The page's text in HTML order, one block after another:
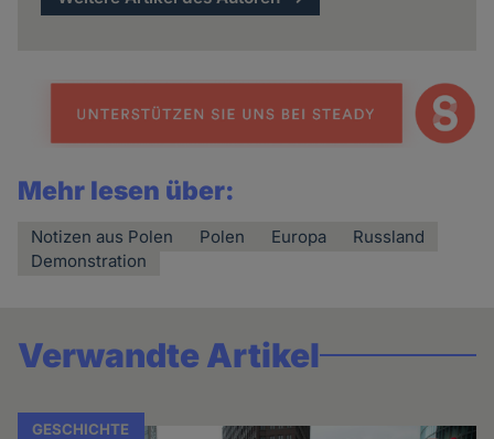
Mehr lesen über:
Notizen aus Polen Polen Europa
Russland
Demonstration
Verwandte Artikel
GESCHICHTE